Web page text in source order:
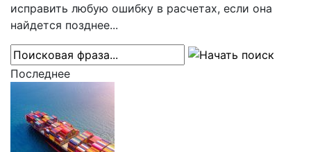
исправить любую ошибку в расчетах, если она
найдется позднее...
Последнее